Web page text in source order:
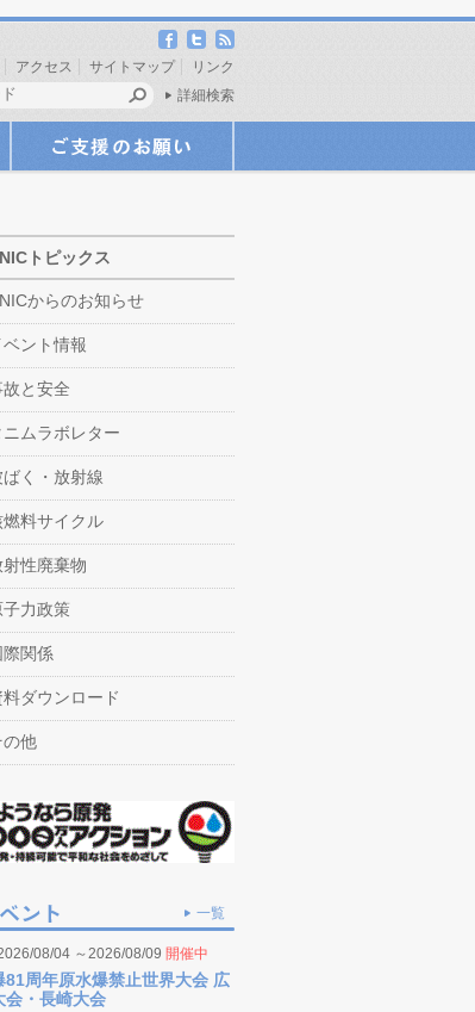
アクセス サイトマップ
リンク
詳細検索
トピックス
からのお知らせ
ベント情報
故と安全
ニムラボレター
ばく・放射線
燃料サイクル
射性廃棄物
子力政策
際関係
料ダウンロード
の他
一覧
08/04 ～2026/08/09 開催中
81周年原水爆禁止世界大会 広
会・長崎大会